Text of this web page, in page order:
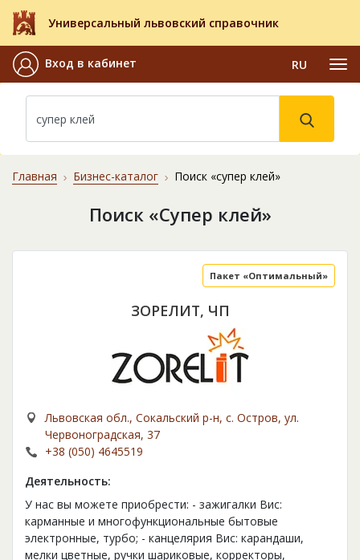
Универсальный львовский справочник
Вход в кабинет RU
Главная Бизнес-каталог Поиск «супер клей»
Поиск «Супер клей»
ЗОРЕЛИТ, ЧП
Пакет «Оптимальный»
Львовская обл., Сокальский р-н, с. Остров, ул.
Червоноградская, 37
+38 (050) 4645519
Деятельность:
У нас вы можете приобрести: - зажигалки Bиc:
карманные и многофункциональные бытовые
электронные, турбо; - канцелярия Bиc: карандаши,
мелки цветные, ручки шариковые, корректоры,